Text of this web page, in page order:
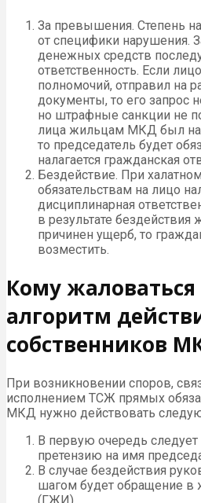
За превышения. Степень
от специфики нарушения.
денежных средств
ответственность. Если
полномочий, отправил на
документы, то его запрос
но штрафные санкции не
лица жильцам МКД был
то председатель будет
налагается гражданская
Бездействие. При
обязательствам на лицо
дисциплинарная
в результате
причинен ущерб, то
возместить.
Кому
алгоритм
собственников
При возникновении споров,
исполнением ТСЖ прямых
МКД нужно действовать
В первую очередь
претензию на имя
В случае бездействия
шагом будет обращение